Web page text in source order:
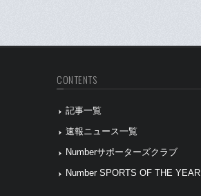
CONTENTS
記事一覧
速報ニュース一覧
Numberサポーターズクラブ
Number SPORTS OF THE YEAR